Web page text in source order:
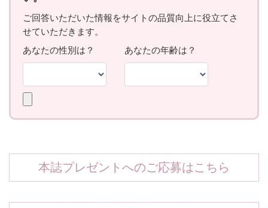
本誌プレゼントへのご応募はこちら